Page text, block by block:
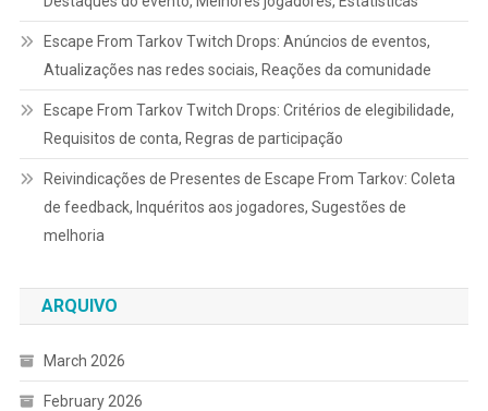
Escape From Tarkov Twitch Drops: Anúncios de eventos,
Atualizações nas redes sociais, Reações da comunidade
Escape From Tarkov Twitch Drops: Critérios de elegibilidade,
Requisitos de conta, Regras de participação
Reivindicações de Presentes de Escape From Tarkov: Coleta
de feedback, Inquéritos aos jogadores, Sugestões de
melhoria
ARQUIVO
March 2026
February 2026